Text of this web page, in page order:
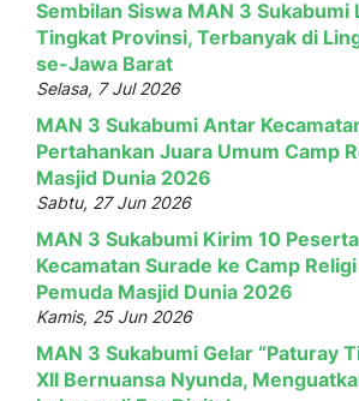
Sembilan Siswa MAN 3 Sukabumi
Tingkat Provinsi, Terbanyak di
se-Jawa Barat
Selasa, 7 Jul 2026
MAN 3 Sukabumi Antar
Pertahankan Juara Umum Camp
Masjid Dunia 2026
Sabtu, 27 Jun 2026
MAN 3 Sukabumi Kirim 10
Kecamatan Surade ke Camp
Pemuda Masjid Dunia 2026
Kamis, 25 Jun 2026
MAN 3 Sukabumi Gelar “Paturay
XII Bernuansa Nyunda,